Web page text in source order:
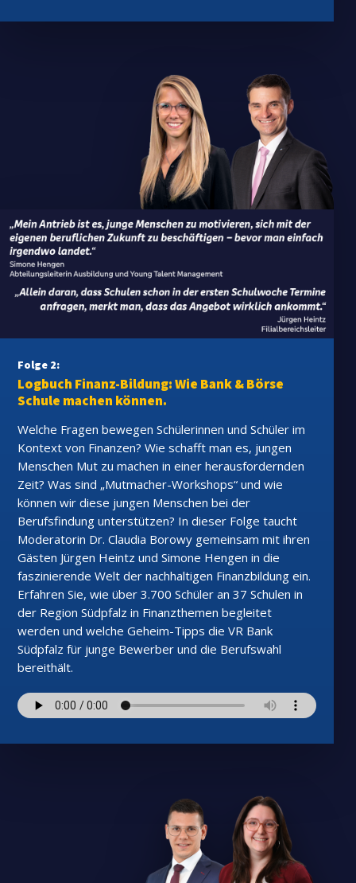
Folge 2:
Logbuch Finanz-Bildung: Wie Bank & Börse
Schule machen können.
Welche Fragen bewegen Schülerinnen und Schüler im
Kontext von Finanzen? Wie schafft man es, jungen
Menschen Mut zu machen in einer herausfordernden
Zeit? Was sind „Mutmacher-Workshops“ und wie
können wir diese jungen Menschen bei der
Berufsfindung unterstützen? In dieser Folge taucht
Moderatorin Dr. Claudia Borowy gemeinsam mit ihren
Gästen Jürgen Heintz und Simone Hengen in die
faszinierende Welt der nachhaltigen Finanzbildung ein.
Erfahren Sie, wie über 3.700 Schüler an 37 Schulen in
der Region Südpfalz in Finanzthemen begleitet
werden und welche Geheim-Tipps die VR Bank
Südpfalz für junge Bewerber und die Berufswahl
bereithält.